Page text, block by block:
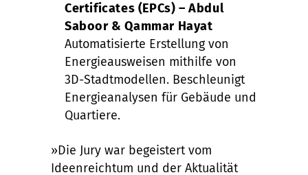
Certificates (EPCs) – Abdul
Saboor & Qammar Hayat
Automatisierte Erstellung von
Energieausweisen mithilfe von
3D-Stadtmodellen. Beschleunigt
Energieanalysen für Gebäude und
Quartiere.
»Die Jury war begeistert vom
Ideenreichtum und der Aktualität